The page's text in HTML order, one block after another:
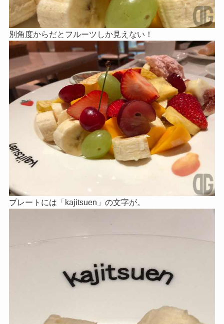
別角度からだとフルーツしか見えない！
プレートには「kajitsuen」の文字が。